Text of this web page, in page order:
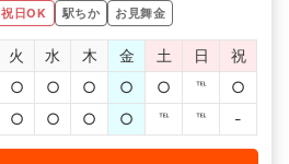
祝日OK 駅ちか お見舞金
火 水 木 金 土 日
祝
○ ○ ○ ○ ○ ℡
○
○ ○ ○ ○ ℡ ℡ -